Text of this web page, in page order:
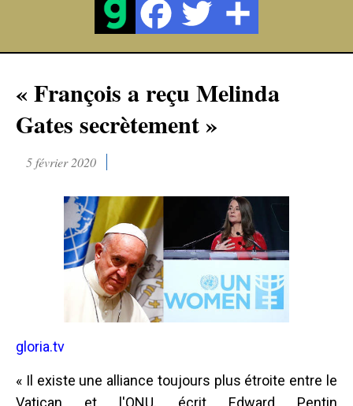
« François a reçu Melinda
Gates secrètement »
5 février 2020
gloria.tv
« Il existe une alliance toujours plus étroite entre le
Vatican et l'ONU, écrit Edward Pentin